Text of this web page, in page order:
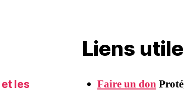
les
Liens
Faire un don